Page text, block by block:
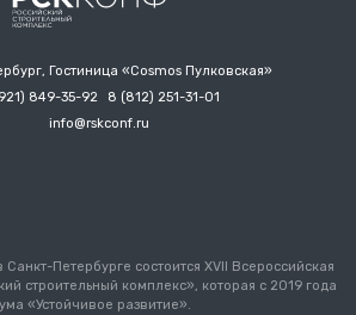
Гостиница «Cosmos Пулковская»
849-35-92
8 (812) 251-31-01
info@rskconf.ru
Петербурге состоится XVII Всероссийская
строительный комплекс», которая с 2019 года
«Устойчивое развитие».